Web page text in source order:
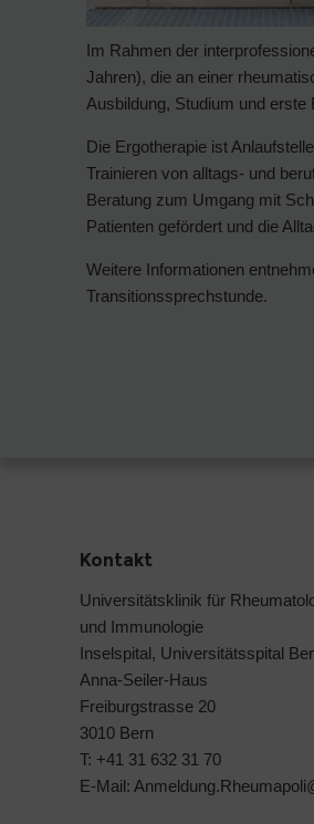
Im Rahmen der
Jahren), die an einer
Ausbildung, Studium und
Die Ergotherapie ist
Trainieren von alltags- und
Beratung zum Umgang mit
Patienten gefördert und die
Weitere Informationen
Transitionssprechstunde.
Kontakt
Universitätsklinik für
und Immunologie
Inselspital, Universitätsspital
Anna-Seiler-Haus
Freiburgstrasse 20
3010 Bern
T: +41 31 632 31 70
E-Mail: